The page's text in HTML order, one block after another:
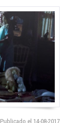
Publicado el 14-08-2017